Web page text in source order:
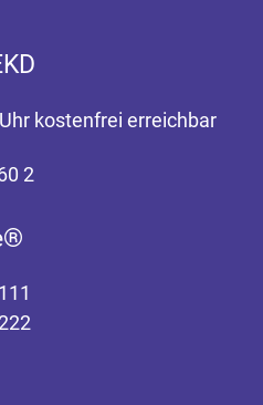
kostenfrei erreichbar
2